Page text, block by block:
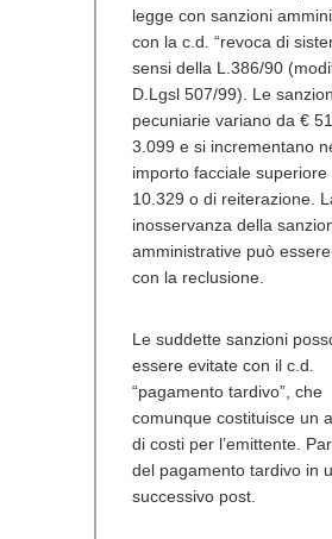
legge con sanzioni
con la c.d. “revoca di
sensi della L.386/90
D.Lgsl 507/99). Le
pecuniarie variano da €
3.099 e si incrementano
importo facciale superiore
10.329 o di reiterazione.
inosservanza della
amministrative può
con la reclusione.
Le suddette sanzioni
essere evitate con il c.d.
“pagamento tardivo”, che
comunque costituisce un
di costi per l’emittente.
del pagamento tardivo in
successivo post.